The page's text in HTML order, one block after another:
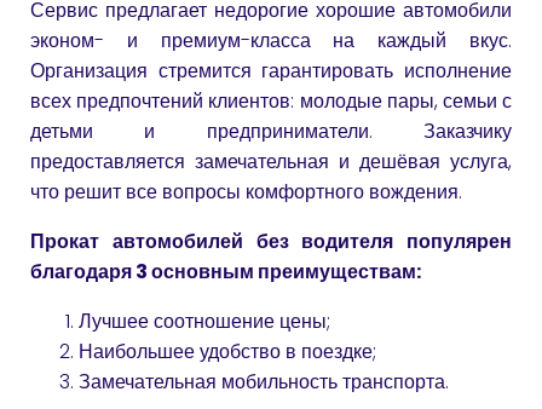
Сервис предлагает недорогие хорошие автомобили
эконом- и премиум-класса на каждый вкус.
Организация стремится гарантировать исполнение
всех предпочтений клиентов: молодые пары, семьи с
детьми и предприниматели. Заказчику
предоставляется замечательная и дешёвая услуга,
что решит все вопросы комфортного вождения.
Прокат автомобилей без водителя популярен
благодаря 3 основным преимуществам:
Лучшее соотношение цены;
Наибольшее удобство в поездке;
Замечательная мобильность транспорта.